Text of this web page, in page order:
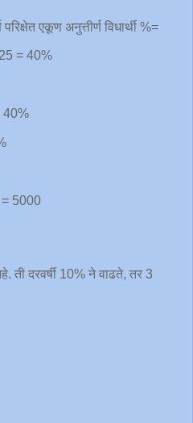
एकूण अनुत्तीर्ण विधार्थी %=
= 40%
40%
= 5000
ती दरवर्षी 10% ने वाढते, तर 3